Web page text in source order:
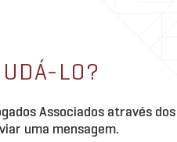
LO?
Associados através
uma mensagem.